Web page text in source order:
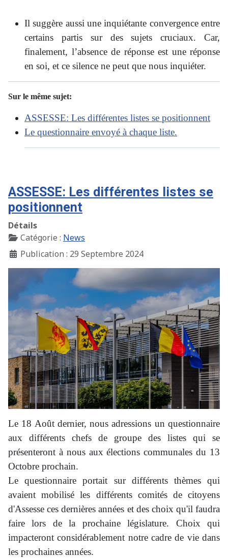
Il suggère aussi une inquiétante convergence entre
certains partis sur des sujets cruciaux. Car,
finalement, l’absence de réponse est une réponse
en soi, et ce silence ne peut que nous inquiéter.
Sur le même sujet:
ASSESSE: Les différentes listes se positionnent
Le questionnaire envoyé à chaque liste.
ASSESSE: Les différentes listes se
positionnent
Détails
Catégorie : News
Publication : 29 Septembre 2024
Le 18 Août dernier, nous adressions un questionnaire
aux différents chefs de groupe des listes qui se
présenteront à nous aux élections communales du 13
Octobre prochain.
Le questionnaire portait sur différents thèmes qui
avaient mobilisé les différents comités de citoyens
d'Assesse ces dernières années et des choix qu'il faudra
faire lors de la prochaine législature. Choix qui
impacteront considérablement notre cadre de vie dans
les prochaines années.